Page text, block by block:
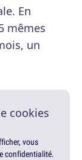
En
mêmes
un
cookies
vous
confidentialité.